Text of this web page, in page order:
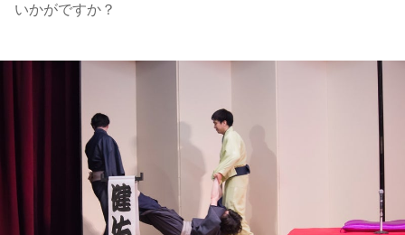
いかがですか？